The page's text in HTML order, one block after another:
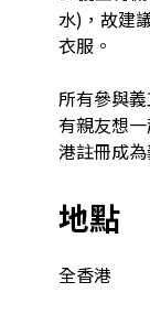
水)，故建
衣服。
所有參與
有親友想
港註冊成
地點
全香港